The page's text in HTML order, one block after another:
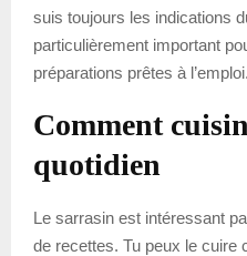
suis toujours les indications
particulièrement important
préparations prêtes à l’emploi.
Comment
quotidien
Le sarrasin est intéressant
de recettes. Tu peux le cuire